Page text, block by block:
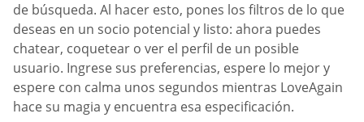
de búsqueda. Al hacer esto, pones los filtros de lo que
deseas en un socio potencial y listo: ahora puedes
chatear, coquetear o ver el perfil de un posible
usuario. Ingrese sus preferencias, espere lo mejor y
espere con calma unos segundos mientras LoveAgain
hace su magia y encuentra esa especificación.